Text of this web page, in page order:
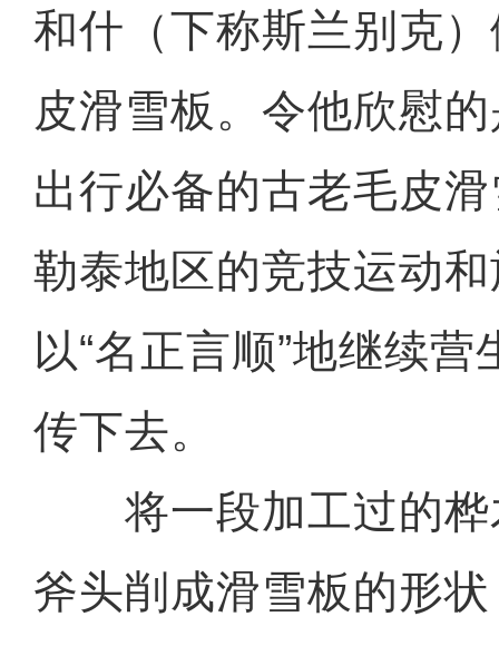
和什（下称斯兰别克
皮滑雪板。令他欣慰
出行必备的古老毛皮
勒泰地区的竞技运动
以“名正言顺”地继续
传下去。
将一段加工过的桦
斧头削成滑雪板的形